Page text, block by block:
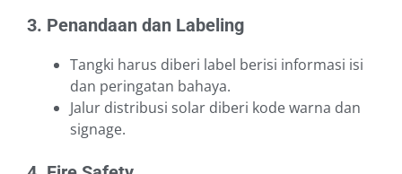
3. Penandaan dan Labeling
Tangki harus diberi label berisi informasi isi
dan peringatan bahaya.
Jalur distribusi solar diberi kode warna dan
signage.